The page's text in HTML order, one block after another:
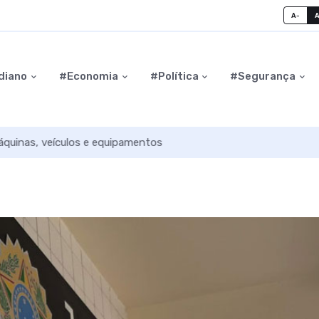
A- A
#Economia #Política #Segurança
terá chuva fraca e queda na temperatura em Içara